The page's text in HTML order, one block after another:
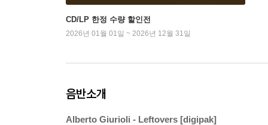
CD/LP 한정 수량 할인전
2026년 01월 01일 ~ 2026년 12월 31일
음반소개
Alberto Giurioli - Leftovers [digipak]